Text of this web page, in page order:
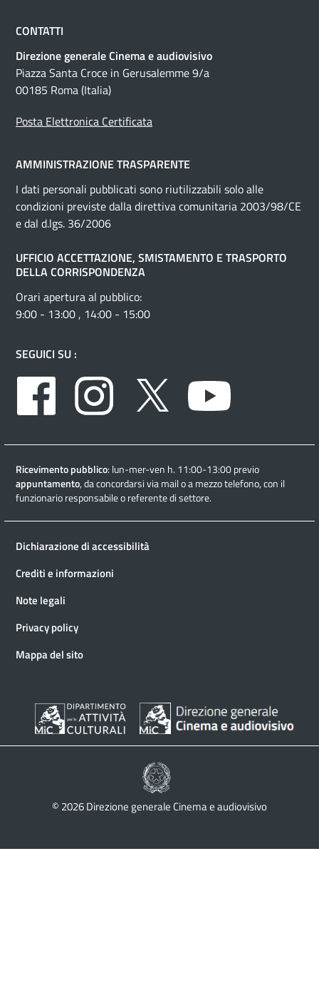
CONTATTI
Direzione generale Cinema e audiovisivo
Piazza Santa Croce in Gerusalemme 9/a
00185 Roma (Italia)
Posta Elettronica Certificata
AMMINISTRAZIONE TRASPARENTE
I dati personali pubblicati sono riutilizzabili solo alle
condizioni previste dalla direttiva comunitaria 2003/98/CE
e dal d.lgs. 36/2006
UFFICIO ACCETTAZIONE, SMISTAMENTO E TRASPORTO
DELLA CORRISPONDENZA
Orari apertura al pubblico:
9:00 - 13:00 , 14:00 - 15:00
SEGUICI SU :
Facebook
Instagram Twitter
Ricevimento pubblico: lun-mer-ven h. 11:00-13:00 previo
appuntamento, da concordarsi via mail o a mezzo telefono, con il
funzionario responsabile o referente di settore.
Dichiarazione di accessibilità
Crediti e informazioni
Note legali
Privacy policy
Mappa del sito
© 2026 Direzione generale Cinema e audiovisivo